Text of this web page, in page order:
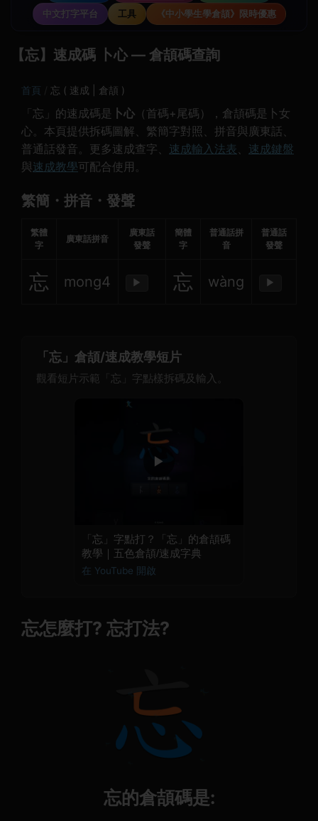
中文打字平台
工具 《中小學生學倉頡》限時優惠
【忘】速成碼 卜心 — 倉頡碼查詢
首頁 忘 ( 速成 | 倉頡 )
「忘」的速成碼是 卜心 （首碼+尾碼），倉頡碼是卜女
心。本頁提供拆碼圖解、繁簡字對照、拼音與廣東話、
普通話發音。更多速成查字、 速成輸入法表、 速成鍵盤
與速成教學可配合使用。
繁簡・拼音・發聲
繁體
字
廣東話拼音
廣東話
發聲
簡體
字
普通話拼
音
普通話
發聲
忘 mong4 ▶ 忘 wàng ▶
「忘」倉頡/速成教學短片
觀看短片示範「忘」字點樣拆碼及輸入。
▶
「忘」字點打？「忘」的倉頡碼
教學｜五色倉頡/速成字典
在 YouTube 開啟
忘怎麼打? 忘打法?
忘的倉頡碼是: